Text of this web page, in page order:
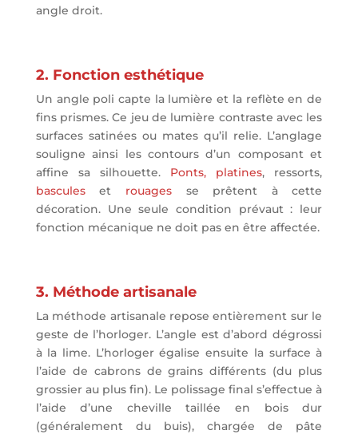
angle droit.
2. Fonction esthétique
Un angle poli capte la lumière et la reflète en de
fins prismes. Ce jeu de lumière contraste avec les
surfaces satinées ou mates qu’il relie. L’anglage
souligne ainsi les contours d’un composant et
affine sa silhouette. Ponts, platines, ressorts,
basculeset rouagesse prêtent à cette
décoration. Une seule condition prévaut : leur
fonction mécanique ne doit pas en être affectée.
3. Méthode artisanale
La méthode artisanale repose entièrement sur le
geste de l’horloger. L’angle est d’abord dégrossi
à la lime. L’horloger égalise ensuite la surface à
l’aide de cabrons de grains différents (du plus
grossier au plus fin). Le polissage final s’effectue à
l’aide d’une cheville taillée en bois dur
(généralement du buis), chargée de pâte